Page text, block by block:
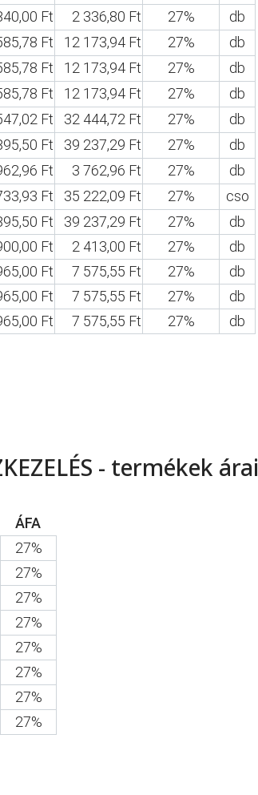
Ft 2 336,80 Ft 27%
db
Ft 12 173,94 Ft 27%
db
Ft 12 173,94 Ft 27%
db
Ft 12 173,94 Ft 27%
db
Ft 32 444,72 Ft 27%
db
Ft 39 237,29 Ft 27%
db
Ft 3 762,96 Ft 27%
db
Ft 35 222,09 Ft 27%
cso
Ft 39 237,29 Ft 27%
db
Ft 2 413,00 Ft 27%
db
Ft 7 575,55 Ft 27%
db
Ft 7 575,55 Ft 27%
db
Ft 7 575,55 Ft 27% db
- termékek árai
ÁFA
27%
27%
27%
27%
27%
27%
27%
27%